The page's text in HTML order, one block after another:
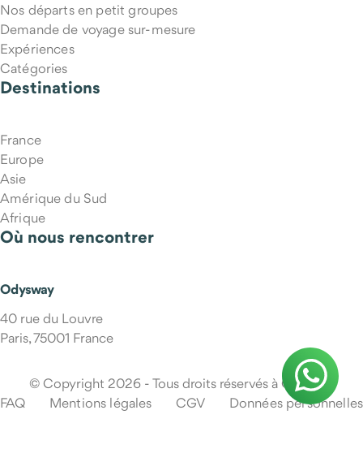
Nos départs en petit groupes
Demande de voyage sur-mesure
Expériences
Catégories
Destinations
France
Europe
Asie
Amérique du Sud
Afrique
Où nous rencontrer
Odysway
40 rue du Louvre
Paris, 75001 France
© Copyright 2026 - Tous droits réservés à Odysway
FAQ
Mentions légales CGV Données personnelles